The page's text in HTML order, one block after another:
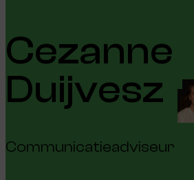
Cezanne
Duijvesz
Communicatieadviseur